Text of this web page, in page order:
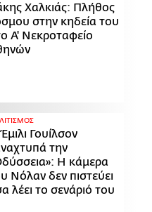
Χαλκιάς: Πλήθος
στην κηδεία του
Α' Νεκροταφείο
Γουίλσον
την
Η κάμερα
Νόλαν δεν πιστεύει
λέει το σενάριό του